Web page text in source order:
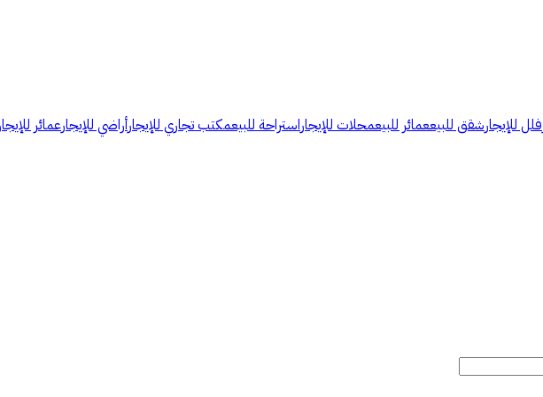
فلل للإيجارشقق للبيععمائر للبيعمحلات للإيجاراستراحة للبيعمكتب تجاري للإيجارأراضي للإيجارعمائر للإيجار